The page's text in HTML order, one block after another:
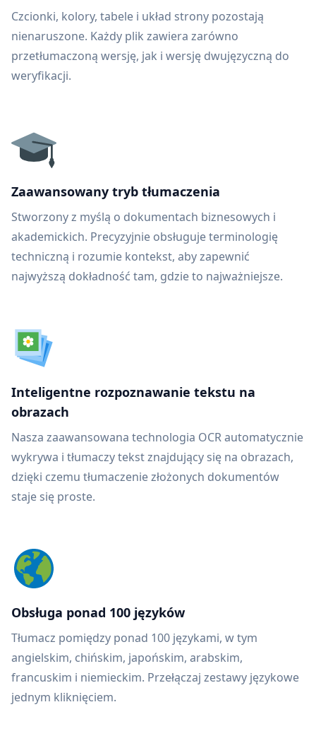
Czcionki, kolory, tabele i układ strony pozostają
nienaruszone. Każdy plik zawiera zarówno
przetłumaczoną wersję, jak i wersję dwujęzyczną do
weryfikacji.
Zaawansowany tryb tłumaczenia
Stworzony z myślą o dokumentach biznesowych i
akademickich. Precyzyjnie obsługuje terminologię
techniczną i rozumie kontekst, aby zapewnić
najwyższą dokładność tam, gdzie to najważniejsze.
Inteligentne rozpoznawanie tekstu na
obrazach
Nasza zaawansowana technologia OCR automatycznie
wykrywa i tłumaczy tekst znajdujący się na obrazach,
dzięki czemu tłumaczenie złożonych dokumentów
staje się proste.
Obsługa ponad 100 języków
Tłumacz pomiędzy ponad 100 językami, w tym
angielskim, chińskim, japońskim, arabskim,
francuskim i niemieckim. Przełączaj zestawy językowe
jednym kliknięciem.